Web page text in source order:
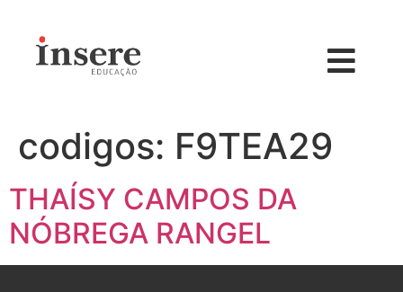
codigos: F9TEA29
THAÍSY CAMPOS DA
NÓBREGA RANGEL